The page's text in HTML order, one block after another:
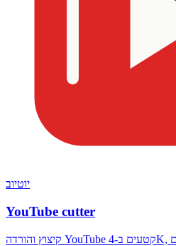
יוטיוב
YouTube cutter